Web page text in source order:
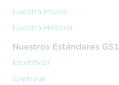
Nuestra Misión
Nuestra Historia
Nuestros Estándares GS1
Identificar
Capturar